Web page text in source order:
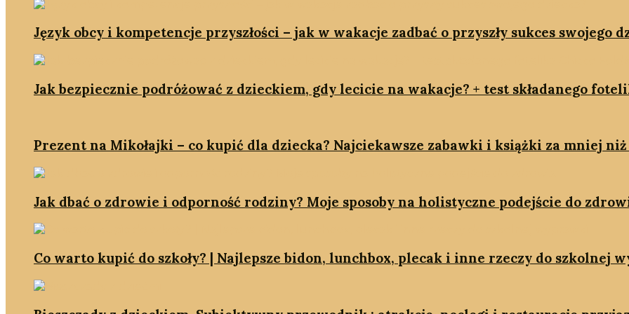
Język obcy i kompetencje przyszłości – jak w wakacje zadbać o przyszły sukces swojego
Jak bezpiecznie podróżować z dzieckiem, gdy lecicie na wakacje? + test składanego
Prezent na Mikołajki – co kupić dla dziecka? Najciekawsze zabawki i książki za mniej niż
Jak dbać o zdrowie i odporność rodziny? Moje sposoby na holistyczne podejście do
Co warto kupić do szkoły? | Najlepsze bidon, lunchbox, plecak i inne rzeczy do szkolnej